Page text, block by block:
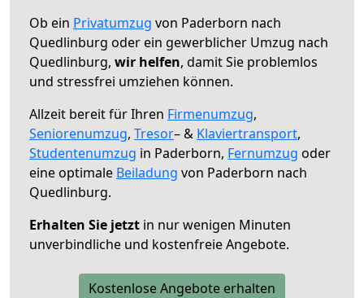
Ob ein Privatumzug von Paderborn nach
Quedlinburg oder ein gewerblicher Umzug nach
Quedlinburg, wir helfen, damit Sie problemlos
und stressfrei umziehen können.
Allzeit bereit für Ihren Firmenumzug,
Seniorenumzug, Tresor– & Klaviertransport,
Studentenumzug in Paderborn, Fernumzug oder
eine optimale Beiladung von Paderborn nach
Quedlinburg.
Erhalten Sie jetzt in nur wenigen Minuten
unverbindliche und kostenfreie Angebote.
Kostenlose Angebote erhalten